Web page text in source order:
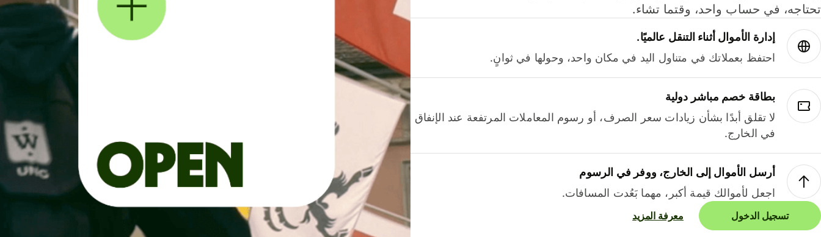
تحتاجه، في حساب واحد، وقتما تشاء.
إدارة الأموال أثناء التنقل عالميًا.
احتفظ بعملاتك في متناول اليد في مكان واحد، وحولها في ثوانٍ.
بطاقة خصم مباشر دولية
لا تقلق أبدًا بشأن زيادات سعر الصرف، أو رسوم المعاملات المرتفعة عند الإنفاق
في الخارج.
أرسل الأموال إلى الخارج، ووفر في الرسوم
اجعل لأموالك قيمة أكبر، مهما بَعُدت المسافات.
تسجيل الدخول معرفة المزيد